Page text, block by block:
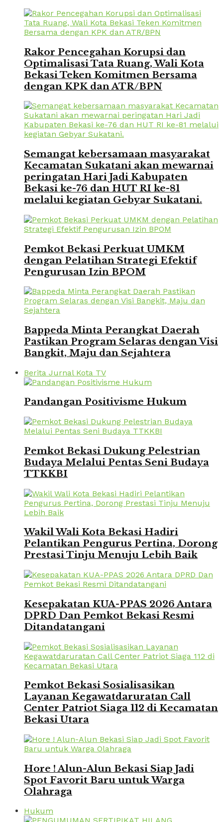
Rakor Pencegahan Korupsi dan
Optimalisasi Tata Ruang, Wali Kota
Bekasi Teken Komitmen Bersama
dengan KPK dan ATR/BPN
Semangat kebersamaan masyarakat
Kecamatan Sukatani akan mewarnai
peringatan Hari Jadi Kabupaten
Bekasi ke-76 dan HUT RI ke-81
melalui kegiatan Gebyar Sukatani.
Pemkot Bekasi Perkuat UMKM
dengan Pelatihan Strategi Efektif
Pengurusan Izin BPOM
Bappeda Minta Perangkat Daerah
Pastikan Program Selaras dengan Visi
Bangkit, Maju dan Sejahtera
Berita Jurnal Kota TV
Pandangan Positivisme Hukum
Pemkot Bekasi Dukung Pelestrian
Budaya Melalui Pentas Seni Budaya
TTKKBI
Wakil Wali Kota Bekasi Hadiri
Pelantikan Pengurus Pertina, Dorong
Prestasi Tinju Menuju Lebih Baik
Kesepakatan KUA-PPAS 2026 Antara
DPRD Dan Pemkot Bekasi Resmi
Ditandatangani
Pemkot Bekasi Sosialisasikan
Layanan Kegawatdaruratan Call
Center Patriot Siaga 112 di Kecamatan
Bekasi Utara
Hore ! Alun-Alun Bekasi Siap Jadi
Spot Favorit Baru untuk Warga
Olahraga
Hukum